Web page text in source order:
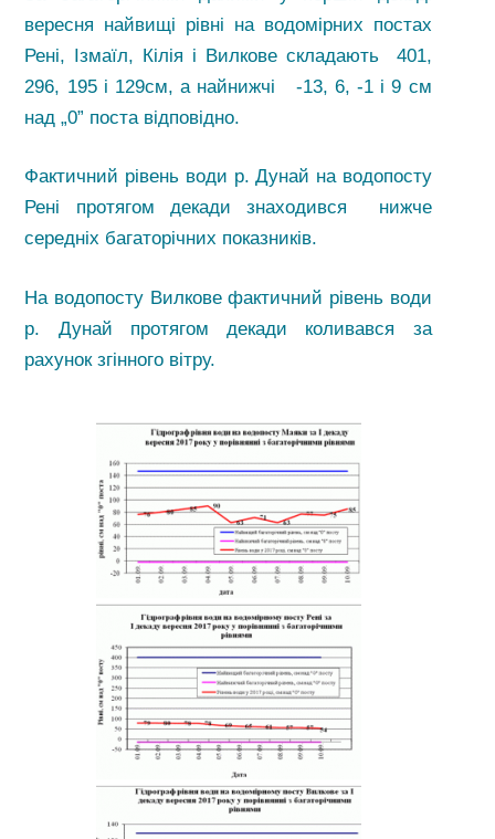
вересня найвищі рівні на водомірних постах
Рені, Ізмаїл, Кілія і Вилкове складають 401,
296, 195 і 129см, а найнижчі -13, 6, -1 і 9 см
над „0” поста відповідно.
Фактичний рівень води р. Дунай на водопосту
Рені протягом декади знаходився нижче
середніх багаторічних показників.
На водопосту Вилкове фактичний рівень води
р. Дунай протягом декади коливався за
рахунок згінного вітру.